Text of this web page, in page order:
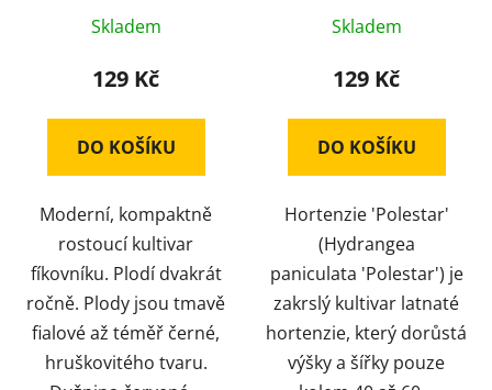
Skladem
129 Kč
DO KOŠÍKU
Moderní, kompaktně
rostoucí kultivar
fíkovníku. Plodí dvakrát
ročně. Plody jsou tmavě
fialové až téměř černé,
hruškovitého tvaru.
Skladem
129 Kč
DO KOŠÍKU
Hortenzie 'Polestar'
(Hydrangea
paniculata 'Polestar') je
zakrslý kultivar latnaté
hortenzie, který dorůstá
výšky a šířky pouze